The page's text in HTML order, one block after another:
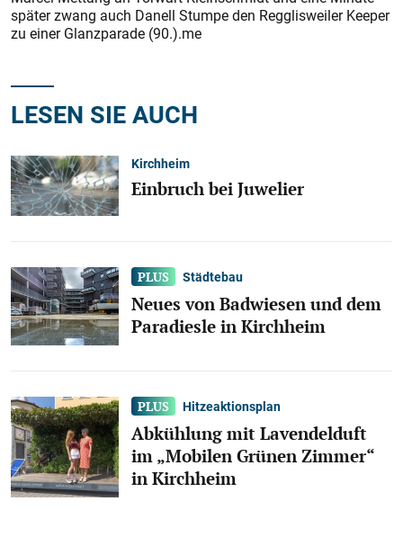
später zwang auch Danell Stumpe den ­Regglisweiler Keeper
zu einer Glanzparade (90.).me
LESEN SIE AUCH
Kirchheim
Einbruch bei Juwelier
Städtebau
Neues von Badwiesen und dem
Paradiesle in Kirchheim
Hitzeaktionsplan
Abkühlung mit Lavendelduft
im „Mobilen Grünen Zimmer“
in Kirchheim